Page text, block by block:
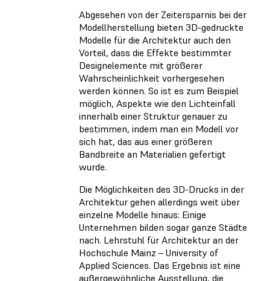
Abgesehen von der Zeitersparnis bei der
Modellherstellung bieten 3D-gedruckte
Modelle für die Architektur auch den
Vorteil, dass die Effekte bestimmter
Designelemente mit größerer
Wahrscheinlichkeit vorhergesehen
werden können. So ist es zum Beispiel
möglich, Aspekte wie den Lichteinfall
innerhalb einer Struktur genauer zu
bestimmen, indem man ein Modell vor
sich hat, das aus einer größeren
Bandbreite an Materialien gefertigt
wurde.
Die Möglichkeiten des 3D-Drucks in der
Architektur gehen allerdings weit über
einzelne Modelle hinaus: Einige
Unternehmen bilden sogar ganze Städte
nach. Lehrstuhl für Architektur an der
Hochschule Mainz – University of
Applied Sciences. Das Ergebnis ist eine
außergewöhnliche Ausstellung, die